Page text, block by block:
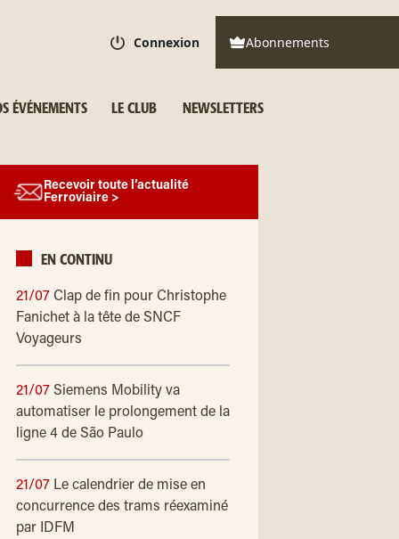
Connexion Abonnements
ÉVÉNEMENTS LE CLUB NEWSLETTERS
Recevoir toute l’actualité
Ferroviaire >
EN CONTINU
21/07 Clap de fin pour Christophe
Fanichet à la tête de SNCF
Voyageurs
21/07 Siemens Mobility va
automatiser le prolongement de la
ligne 4 de São Paulo
21/07 Le calendrier de mise en
concurrence des trams réexaminé
par IDFM